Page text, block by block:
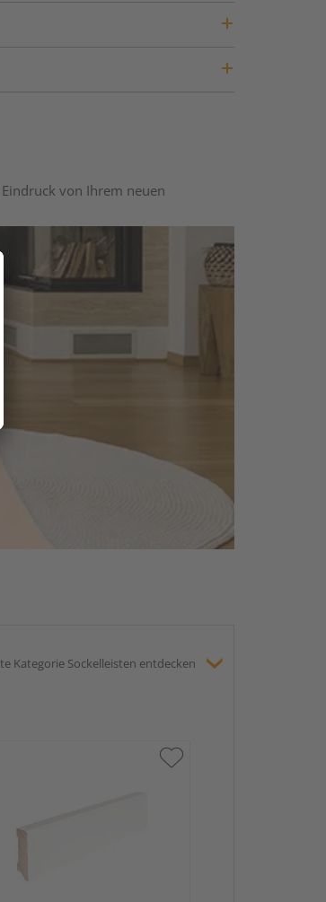
von Ihrem neuen
Kategorie Sockelleisten entdecken